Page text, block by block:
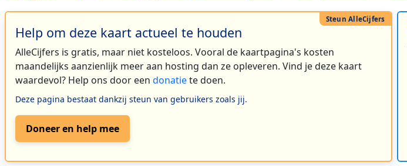
Help om deze kaart actueel te houden
AlleCijfers is gratis, maar niet kosteloos. Vooral de kaartpagina's kosten
maandelijks aanzienlijk meer aan hosting dan ze opleveren. Vind je deze kaart
waardevol? Help ons door een donatiete doen.
Deze pagina bestaat dankzij steun van gebruikers zoals jij.
Doneer en help mee